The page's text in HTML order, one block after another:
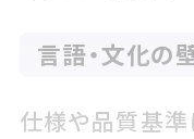
言語・文化の
仕様や品質基